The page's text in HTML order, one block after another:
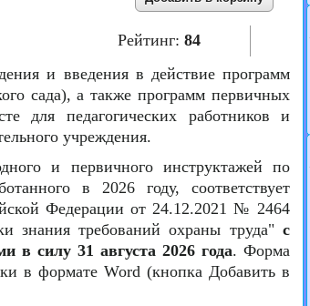
Рейтинг:84
и введения в действие программ
сада), а также программ первичных
для педагогических работников и
учреждения.
и первичного инструктажей по
в 2026 году, соответствует
Федерации от 24.12.2021 № 2464
знания требований охраны труда"с
в силу 31 августа 2026 года. Форма
в формате Word (кнопка Добавить в